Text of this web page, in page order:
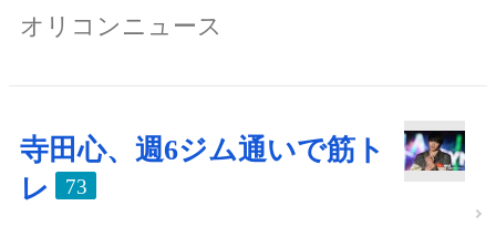
オリコンニュース
寺田心、週6ジム通いで筋ト
レ
73